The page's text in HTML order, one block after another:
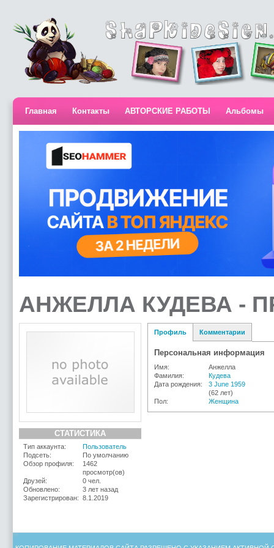
Главная Контакты АВТОРСКИЕ РАБОТЫ Альбомы
АНЖЕЛЛА КУДЕВА -
СТАТИСТИКА
Тип аккаунта:
Пользователь
Подсеть:
По умолчанию
Обзор профиля:
1462
просмотр(ов)
Друзей:
0 чел.
Обновлено:
3 лет назад
Зарегистрирован: 8.1.2019
Профиль Комментарии
Персональная информация
Имя:
Анжелла
Фамилия:
Кудева
Дата рождения:
3 June 1959
(62 лет)
Пол:
Женщина